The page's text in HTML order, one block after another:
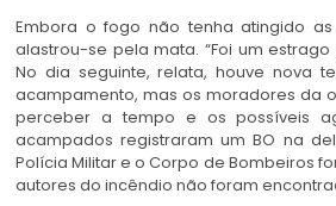
Embora o fogo não tenha atingido
alastrou-se pela mata. “Foi um estrago
No dia seguinte, relata, houve nova
acampamento, mas os moradores da
perceber a tempo e os possíveis
acampados registraram um BO na
Polícia Militar e o Corpo de Bombeiros
autores do incêndio não foram